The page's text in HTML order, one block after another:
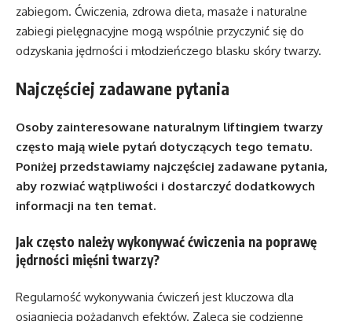
zabiegom. Ćwiczenia, zdrowa dieta, masaże i naturalne
zabiegi pielęgnacyjne mogą wspólnie przyczynić się do
odzyskania jędrności i młodzieńczego blasku skóry twarzy.
Najczęściej zadawane pytania
Osoby zainteresowane naturalnym liftingiem twarzy
często mają wiele pytań dotyczących tego tematu.
Poniżej przedstawiamy najczęściej zadawane pytania,
aby rozwiać wątpliwości i dostarczyć dodatkowych
informacji na ten temat.
Jak często należy wykonywać ćwiczenia na poprawę
jędrności mięśni twarzy?
Regularność wykonywania ćwiczeń jest kluczowa dla
osiągnięcia pożądanych efektów. Zaleca się codzienne